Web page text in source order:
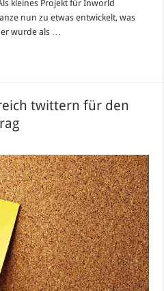
kleines Projekt für Inworld
nun zu etwas entwickelt, was
wurde als …
twittern für den